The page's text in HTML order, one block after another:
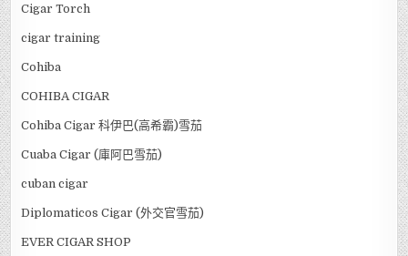
Cigar Torch
cigar training
Cohiba
COHIBA CIGAR
Cohiba Cigar 科伊巴(高希霸)雪茄
Cuaba Cigar (庫阿巴雪茄)
cuban cigar
Diplomaticos Cigar (外交官雪茄)
EVER CIGAR SHOP